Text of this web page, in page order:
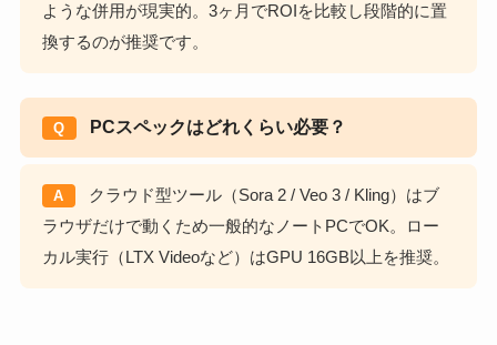
ような併用が現実的。3ヶ月でROIを比較し段階的に置
換するのが推奨です。
Q PCスペックはどれくらい必要？
A
クラウド型ツール（Sora 2 / Veo 3 / Kling）はブ
ラウザだけで動くため一般的なノートPCでOK。ロー
カル実行（LTX Videoなど）はGPU 16GB以上を推奨。